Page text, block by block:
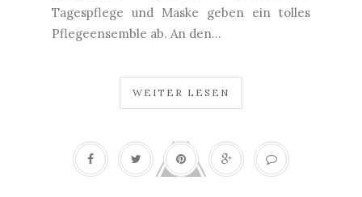
Tagespflege und Maske geben ein tolles
Pflegeensemble ab. An den...
WEITER LESEN